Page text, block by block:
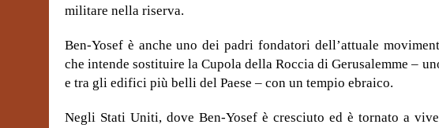
militare nella riserva.
Ben-Yosef è anche uno dei padri fondatori dell’attuale
che intende sostituire la Cupola della Roccia di Gerusalemme –
e tra gli edifici più belli del Paese – con un tempio ebraico.
Negli Stati Uniti, dove Ben-Yosef è cresciuto ed è tornato a